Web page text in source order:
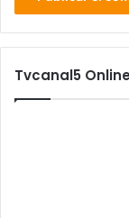
Tvcanal5